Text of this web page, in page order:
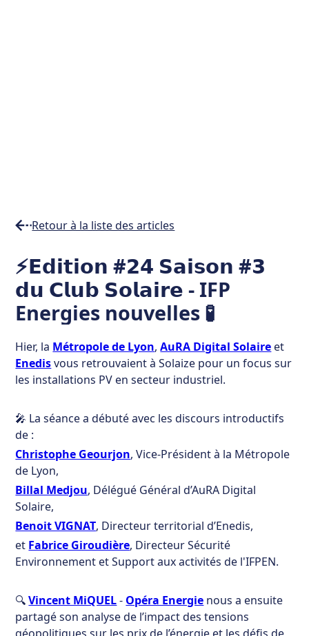
Retour à la liste des articles
de
lecture
7
min
⚡𝗘𝗱𝗶𝘁𝗶𝗼𝗻 #𝟮𝟰 𝗦𝗮𝗶𝘀𝗼𝗻 #𝟯
𝗱𝘂 𝗖𝗹𝘂𝗯 𝗦𝗼𝗹𝗮𝗶𝗿𝗲 - IFP
Energies nouvelles 🧪
Hier, la Métropole de Lyon,AuRA Digital Solaireet
Enedisvous retrouvaient à Solaize pour un focus sur
les installations PV en secteur industriel.
🎤 La séance a débuté avec les discours introductifs
de :
Christophe Geourjon, Vice-Président à la Métropole
de Lyon,
Billal Medjou, Délégué Général d’AuRA Digital
Solaire,
Benoit VIGNAT, Directeur territorial d’Enedis,
et Fabrice Giroudière, Directeur Sécurité
Environnement et Support aux activités de l'IFPEN.
🔍Vincent MiQUEL- Opéra Energie nous a ensuite
partagé son analyse de l’impact des tensions